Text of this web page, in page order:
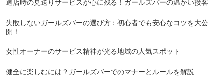
退店時の見送りサービスが心に残る！ガールズバーの温かい接客
失敗しないガールズバーの選び方：初心者でも安心なコツを大公
開！
女性オーナーのサービス精神が光る地域の人気スポット
健全に楽しむには？ガールズバーでのマナーとルールを解説